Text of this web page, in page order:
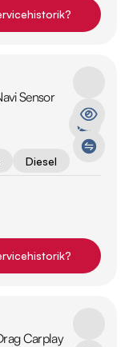
Sensor
Diesel
Carplay